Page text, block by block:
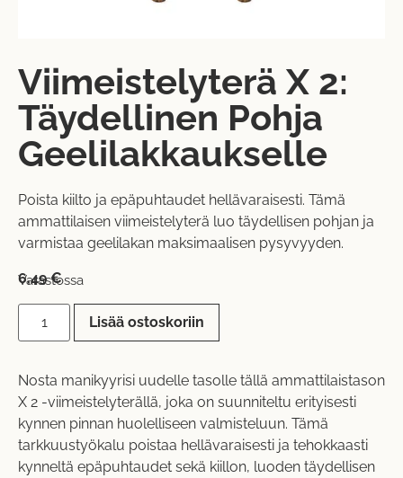
Viimeistelyterä X 2:
Täydellinen Pohja
Geelilakkaukselle
Poista kiilto ja epäpuhtaudet hellävaraisesti. Tämä
ammattilaisen viimeistelyterä luo täydellisen pohjan ja
varmistaa geelilakan maksimaalisen pysyvyyden.
6,49€
Varastossa
Lisää ostoskoriin
Nosta manikyyrisi uudelle tasolle tällä ammattilaistason
X 2 -viimeistelyterällä, joka on suunniteltu erityisesti
kynnen pinnan huolelliseen valmisteluun. Tämä
tarkkuustyökalu poistaa hellävaraisesti ja tehokkaasti
kynneltä epäpuhtaudet sekä kiillon, luoden täydellisen